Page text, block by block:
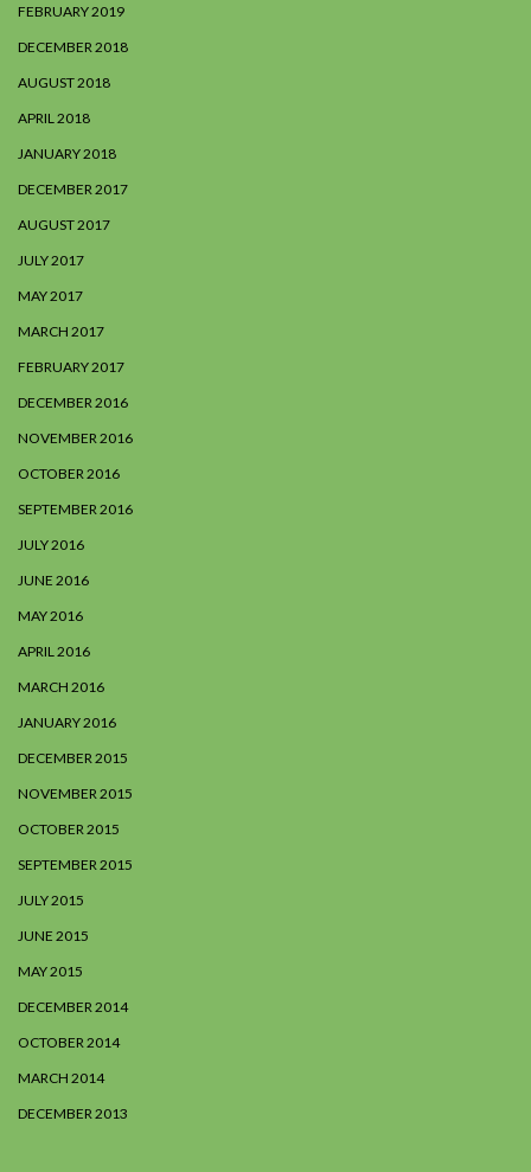
FEBRUARY 2019
DECEMBER 2018
AUGUST 2018
APRIL 2018
JANUARY 2018
DECEMBER 2017
AUGUST 2017
JULY 2017
MAY 2017
MARCH 2017
FEBRUARY 2017
DECEMBER 2016
NOVEMBER 2016
OCTOBER 2016
SEPTEMBER 2016
JULY 2016
JUNE 2016
MAY 2016
APRIL 2016
MARCH 2016
JANUARY 2016
DECEMBER 2015
NOVEMBER 2015
OCTOBER 2015
SEPTEMBER 2015
JULY 2015
JUNE 2015
MAY 2015
DECEMBER 2014
OCTOBER 2014
MARCH 2014
DECEMBER 2013